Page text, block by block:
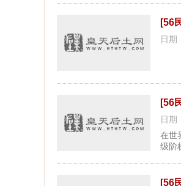
[56
日期
[56
日期
在世
级阶
[56